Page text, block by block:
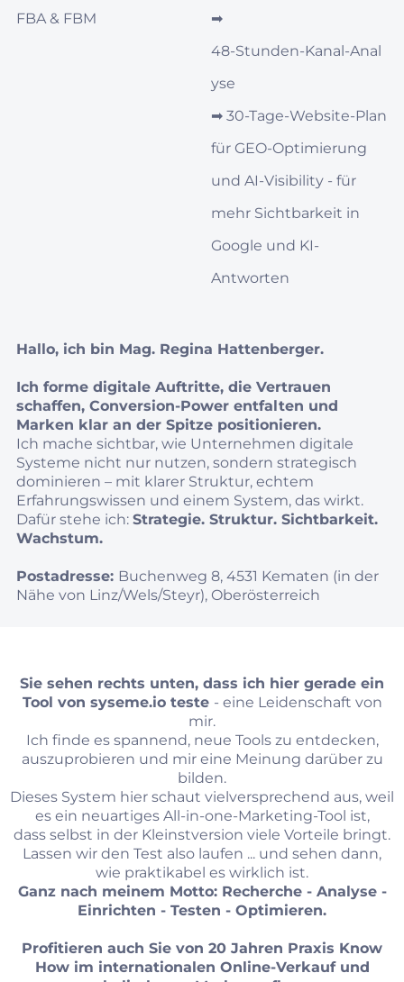
FBA & FBM
➡︎
48‑Stunden‑Kanal‑Anal
yse
➡︎ 30‑Tage‑Website-Plan
für GEO‑Optimierung
und AI‑Visibility - für
mehr Sichtbarkeit in
Google und KI-
Antworten
Hallo, ich bin Mag. Regina Hattenberger.
Ich forme digitale Auftritte, die Vertrauen
schaffen, Conversion‑Power entfalten und
Marken klar an der Spitze positionieren.
Ich mache sichtbar, wie Unternehmen digitale
Systeme nicht nur nutzen, sondern strategisch
dominieren – mit klarer Struktur, echtem
Erfahrungswissen und einem System, das wirkt.
Dafür stehe ich: Strategie. Struktur. Sichtbarkeit.
Wachstum.
Postadresse: Buchenweg 8, 4531 Kematen (in der
Nähe von Linz/Wels/Steyr), Oberösterreich
Sie sehen rechts unten, dass ich hier gerade ein
Tool von syseme.ioteste - eine Leidenschaft von
mir.
Ich finde es spannend, neue Tools zu entdecken,
auszuprobieren und mir eine Meinung darüber zu
bilden.
Dieses System hier schaut vielversprechend aus, weil
es ein neuartiges All-in-one-Marketing-Tool ist,
dass selbst in der Kleinstversion viele Vorteile bringt.
Lassen wir den Test also laufen ... und sehen dann,
wie praktikabel es wirklich ist.
Ganz nach meinem Motto: Recherche - Analyse -
Einrichten - Testen - Optimieren.
Profitieren auch Sie von 20 Jahren Praxis Know
How im internationalen Online-Verkauf und